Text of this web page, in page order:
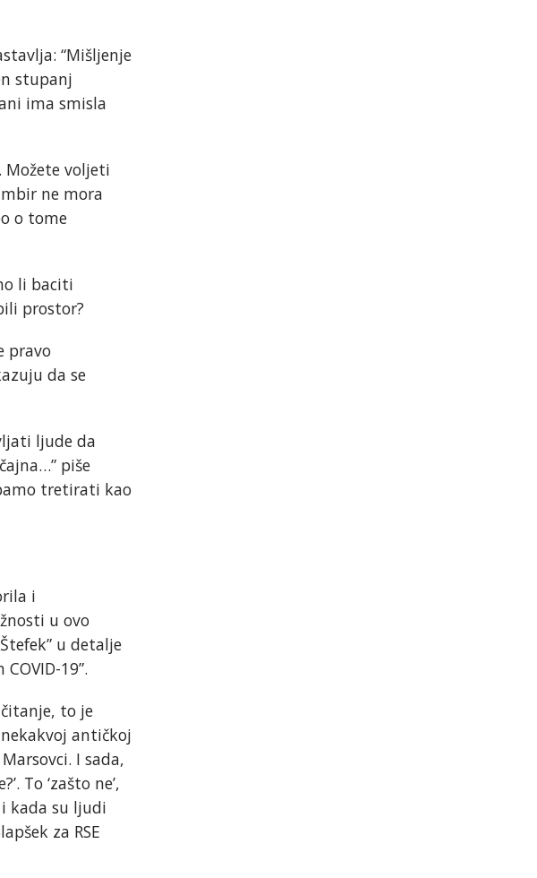
“Mišljenje
stupanj
ima smisla
Možete voljeti
ne mora
o tome
li baciti
prostor?
pravo
da se
ljude da
piše
tretirati kao
i
u ovo
u detalje
19”.
to je
antičkoj
I sada,
To ‘zašto ne’,
kada su ljudi
za RSE